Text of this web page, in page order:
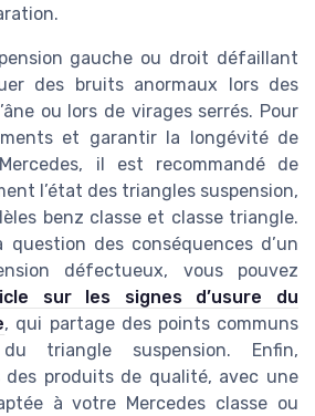
gauche ou droit défaillant
des bruits anormaux lors des
ou lors de virages serrés. Pour
et garantir la longévité de
il est recommandé de
l’état des triangles suspension,
benz classe et classe triangle.
question des conséquences d’un
défectueux, vous pouvez
sur les signes d’usure du
, qui partage des points communs
triangle suspension. Enfin,
produits de qualité, avec une
à votre Mercedes classe ou